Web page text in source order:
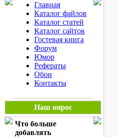
Главная
Каталог файлов
Каталог статей
Каталог сайтов
Гостевая книга
Форум
Юмор
Рефераты
Обои
Контакты
Наш опрос
Что больше
добавлять